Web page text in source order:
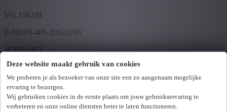
Deze website maakt gebruik van cookies
We proberen je als bezoeker van onze site een zo aangenaam mogelijke
ervaring te bezorgen.
Wij gebruiken cookies in de eerste plaats om jouw gebruikservaring te
verbeteren en onze online diensten beter te laten functioneren.
VG.1563/B
B.00203-405-20121106
W.RS.1043
USG Professionals Executive Search &
Interim Management
VG 828/BU